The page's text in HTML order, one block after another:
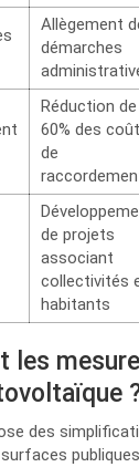
Allègement
démarches
Réduction de
60% des
de
de projets
associant
collectivités
habitants
les
des